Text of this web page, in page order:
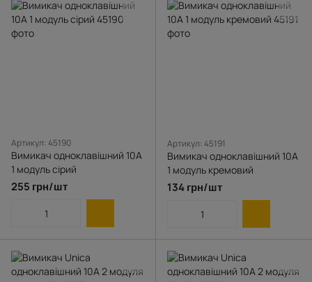
Артикул: 45190
Вимикач одноклавішний 10А
1 модуль сірий
255 грн/шт
Артикул: 45191
Вимикач одноклавішний 10А
1 модуль кремовий
134 грн/шт